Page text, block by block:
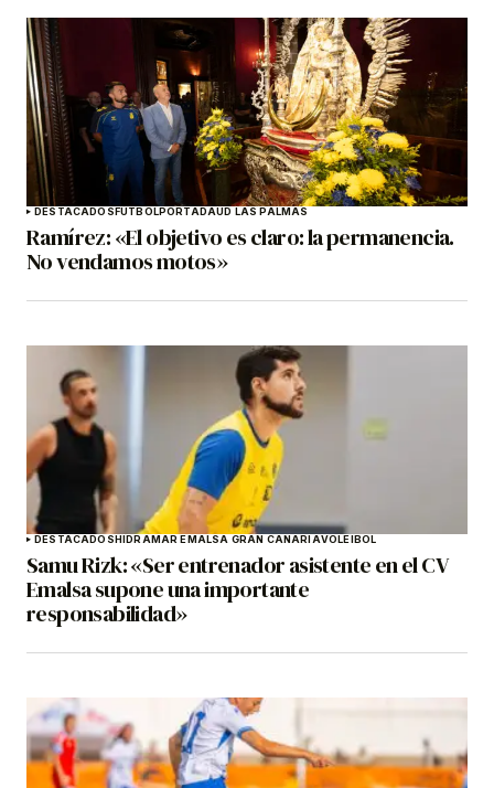
DESTACADOSFÚTBOLPORTADAUD LAS PALMAS
Ramírez: «El objetivo es claro: la permanencia.
No vendamos motos»
DESTACADOSHIDRAMAR EMALSA GRAN CANARIAVOLEIBOL
Samu Rizk: «Ser entrenador asistente en el CV
Emalsa supone una importante
responsabilidad»